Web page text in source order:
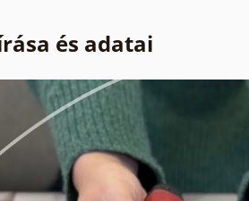
és adatai